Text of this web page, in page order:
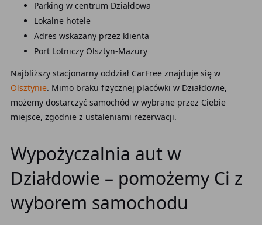
Parking w centrum Działdowa
Lokalne hotele
Adres wskazany przez klienta
Port Lotniczy Olsztyn-Mazury
Najbliższy stacjonarny oddział CarFree znajduje się w
Olsztynie. Mimo braku fizycznej placówki w Działdowie,
możemy dostarczyć samochód w wybrane przez Ciebie
miejsce, zgodnie z ustaleniami rezerwacji.
Wypożyczalnia aut w
Działdowie – pomożemy Ci z
wyborem samochodu